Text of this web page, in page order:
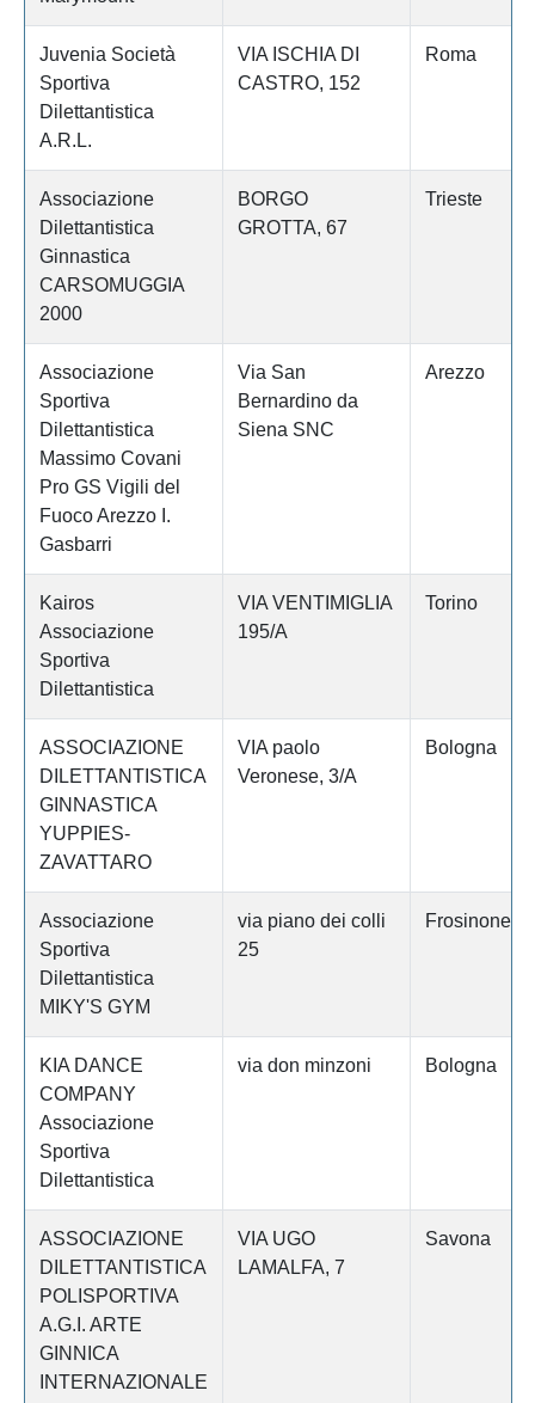
Juvenia Società
Sportiva
Dilettantistica
A.R.L.
VIA ISCHIA DI
CASTRO, 152
Roma
Associazione
Dilettantistica
Ginnastica
CARSOMUGGIA
2000
BORGO
GROTTA, 67
Trieste
Associazione
Sportiva
Dilettantistica
Massimo Covani
Pro GS Vigili del
Fuoco Arezzo I.
Gasbarri
Via San
Bernardino da
Siena SNC
Arezzo
Kairos
Associazione
Sportiva
Dilettantistica
VIA VENTIMIGLIA
195/A
Torino
ASSOCIAZIONE
DILETTANTISTICA
GINNASTICA
YUPPIES-
ZAVATTARO
VIA paolo
Veronese, 3/A
Bologna
Associazione
Sportiva
Dilettantistica
MIKY'S GYM
via piano dei colli
25
Frosinone
KIA DANCE
COMPANY
Associazione
Sportiva
Dilettantistica
via don minzoni Bologna
ASSOCIAZIONE
DILETTANTISTICA
POLISPORTIVA
A.G.I. ARTE
GINNICA
INTERNAZIONALE
VIA UGO
LAMALFA, 7
Savona